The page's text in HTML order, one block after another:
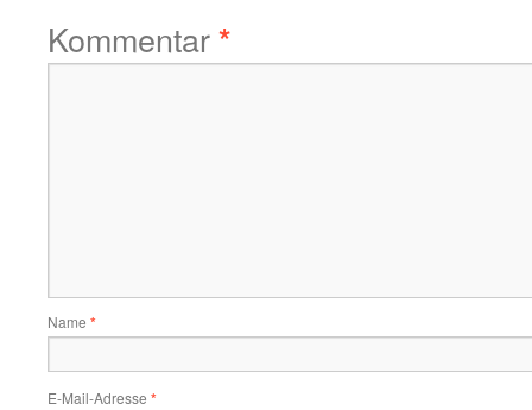
Kommentar*
Name *
E-Mail-Adresse *